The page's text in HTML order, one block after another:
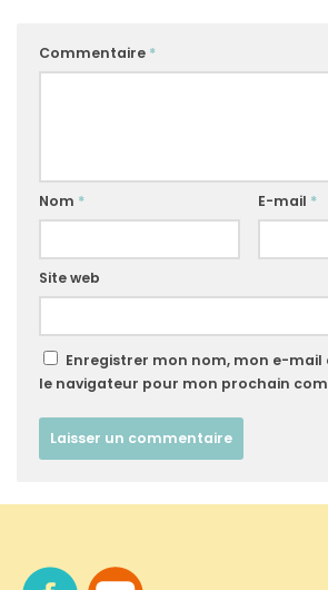
Commentaire *
Nom * E-mail *
Site web
Enregistrer mon nom, mon e-mail
le navigateur pour mon prochain